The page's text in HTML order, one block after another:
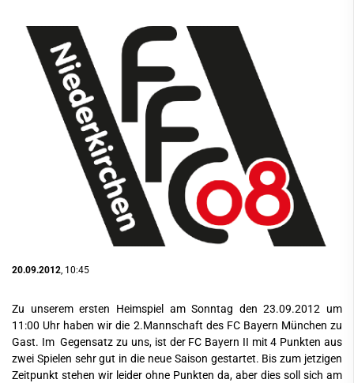
20.09.2012 , 10:45
Zu unserem ersten Heimspiel am Sonntag den 23.09.2012 um
11:00 Uhr haben wir die 2.Mannschaft des FC Bayern München zu
Gast. Im Gegensatz zu uns, ist der FC Bayern II mit 4 Punkten aus
zwei Spielen sehr gut in die neue Saison gestartet. Bis zum jetzigen
Zeitpunkt stehen wir leider ohne Punkten da, aber dies soll sich am